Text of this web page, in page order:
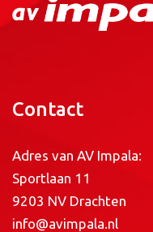
Contact
Adres van AV Impala:
Sportlaan 11
9203 NV Drachten
info@avimpala.nl